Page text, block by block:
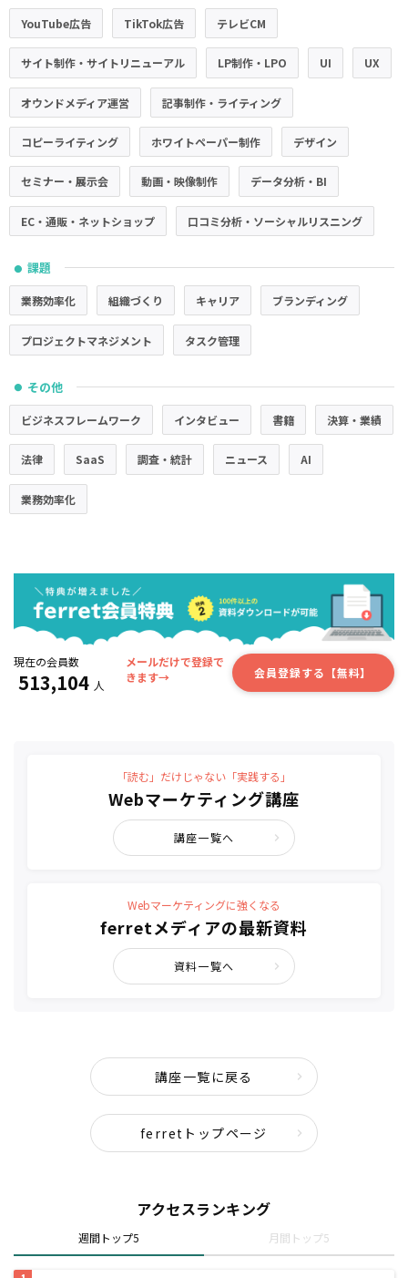
YouTube広告 TikTok広告 テレビCM
サイト制作・サイトリニューアル LP制作・LPO UI UX
オウンドメディア運営 記事制作・ライティング
コピーライティング ホワイトペーパー制作 デザイン
セミナー・展示会 動画・映像制作 データ分析・BI
EC・通販・ネットショップ 口コミ分析・ソーシャルリスニング
● 課題
業務効率化 組織づくり キャリア ブランディング
プロジェクトマネジメント タスク管理
● その他
ビジネスフレームワーク インタビュー 書籍 決算・業績
法律 SaaS 調査・統計 ニュース AI
業務効率化
現在の会員数
513,104 人
メールだけで登録で
きます→
会員登録する【無料】
「読む」だけじゃない「実践する」
Webマーケティング講座
講座一覧へ
Webマーケティングに強くなる
ferretメディアの最新資料
資料一覧へ
講座一覧に戻る
ferretトップページ
アクセスランキング
週間トップ5 月間トップ5